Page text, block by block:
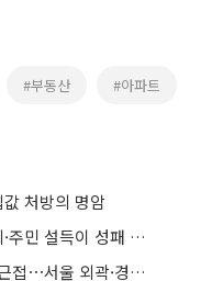
#부동산 #아파트
처방의 명암
정부 공급카드 임박…서울시 협의·주민 설득이 성패 가른다
강남·서초 아파트값 오름폭 보합 근접⋯서울 외곽·경기 남부 중심 매수세